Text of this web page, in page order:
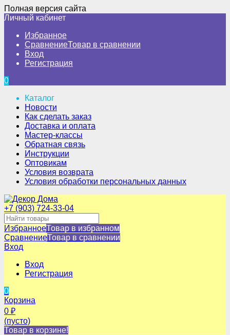
Полная версия сайта
Личный кабинет
Избранное
СравнениеТовар в сравнении
Вход
Регистрация
0
Каталог
Новости
Как сделать заказ
Доставка и оплата
Мастер-классы
Обратная связь
Инструкции
Оптовикам
Условия возврата
Условия обработки персональных данных
+7 (903) 724-33-04
ИзбранноеТовар в избранном
СравнениеТовар в сравнении
Вход
Вход
Регистрация
0
Корзина
0 ₽
(пусто)
Товар в корзине!